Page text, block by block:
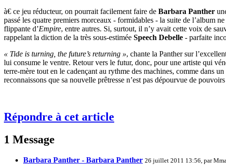
à€ ce jeu réducteur, on pourrait facilement faire de Barbara Panther
passé les quatre premiers morceaux - formidables - la suite de l’album
flippante d’Empire, entre autres. Si, surtout, il n’y avait cette voix de
rappelant la diction de la très sous-estimée Speech Debelle - parfaite
« Tide is turning, the future’s returning », chante la Panther sur
lui consume le ventre. Retour vers le futur, donc, pour une artiste qui
terre-mère tout en le cadençant au rythme des machines, comme dans
reconnaissons que sa nouvelle prêtresse n’est pas dépourvue de
Répondre à cet article
1 Message
Barbara Panther - Barbara Panther 26 juillet 2011 13:56, par